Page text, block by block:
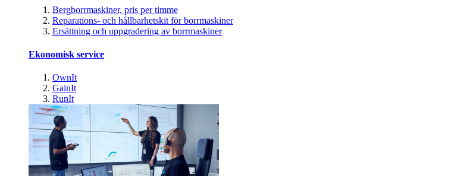
Bergborrmaskiner, pris per timme
Reparations- och hållbarhetskit för borrmaskiner
Ersättning och uppgradering av borrmaskiner
Ekonomisk service
OwnIt
GainIt
RunIt